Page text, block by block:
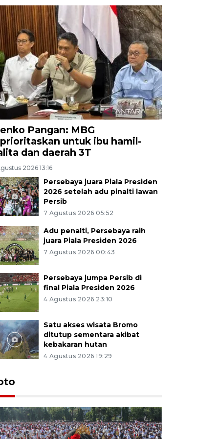
Pangan: MBG
untuk ibu hamil-
dan daerah 3T
2026 13:16
Persebaya juara Piala Presiden
2026 setelah adu pinalti lawan
Persib
7 Agustus 2026 05:52
Adu penalti, Persebaya raih
juara Piala Presiden 2026
7 Agustus 2026 00:43
Persebaya jumpa Persib di
final Piala Presiden 2026
4 Agustus 2026 23:10
Satu akses wisata Bromo
ditutup sementara akibat
kebakaran hutan
4 Agustus 2026 19:29